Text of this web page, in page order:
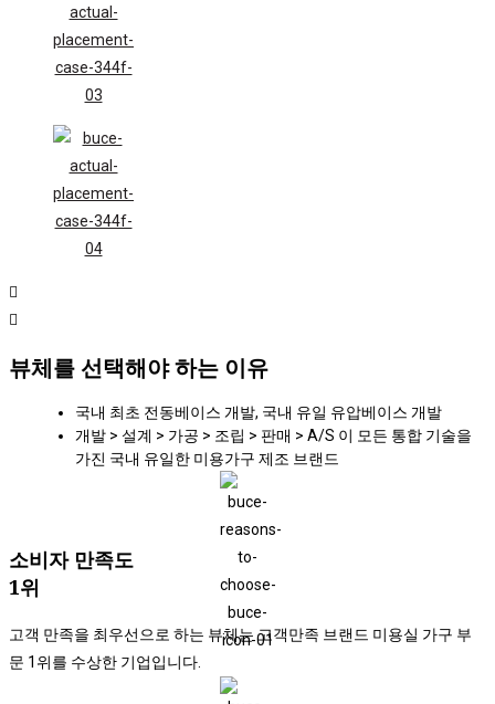
뷰체를 선택해야 하는 이유
국내 최초 전동베이스 개발, 국내 유일 유압베이스 개발​
개발 > 설계 > 가공 > 조립 > 판매 > A/S 이 모든 통합 기술을
가진 국내 유일한 미용가구 제조 브랜드​
소비자 만족도 ​
1위​
고객 만족을 최우선으로 하는 뷰체는 고객만족 브랜드 미용실 가구 부
문 1위를 수상한 기업입니다.​